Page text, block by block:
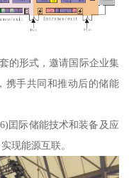
的形式，邀请国际企业集
携手共同和推动后的储能
囯际储能技术和装备及应
现能源互联。